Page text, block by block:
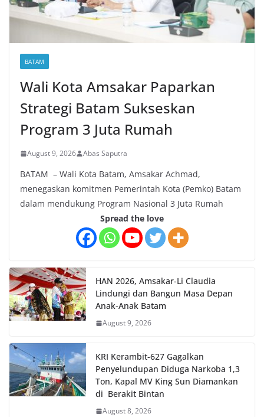
BATAM
Wali Kota Amsakar Paparkan
Strategi Batam Sukseskan
Program 3 Juta Rumah
August 9, 2026 Abas Saputra
BATAM – Wali Kota Batam, Amsakar Achmad,
menegaskan komitmen Pemerintah Kota (Pemko) Batam
dalam mendukung Program Nasional 3 Juta Rumah
Spread the love
HAN 2026, Amsakar-Li Claudia
Lindungi dan Bangun Masa Depan
Anak-Anak Batam
August 9, 2026
KRI Kerambit-627 Gagalkan
Penyelundupan Diduga Narkoba 1,3
Ton, Kapal MV King Sun Diamankan
di Berakit Bintan
August 8, 2026